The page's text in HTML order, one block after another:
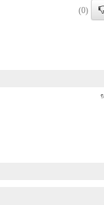
(0)